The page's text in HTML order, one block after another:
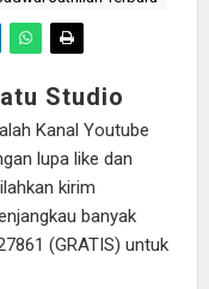
Studio
Kanal Youtube
lupa like dan
kirim
banyak
(GRATIS) untuk